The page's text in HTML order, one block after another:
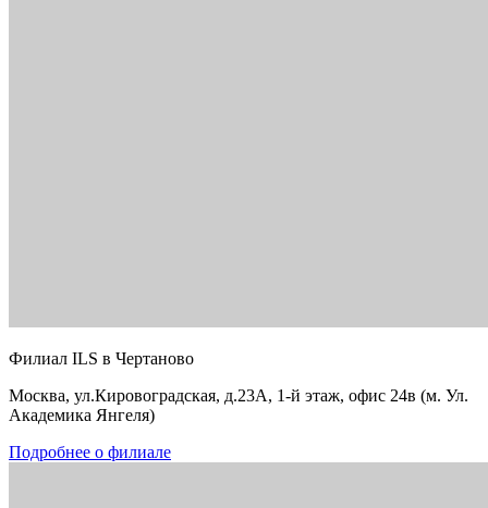
Филиал ILS в Чертаново
Москва, ул.Кировоградская, д.23А, 1-й этаж, офис 24в (м. Ул.
Академика Янгеля)
Подробнее о филиале